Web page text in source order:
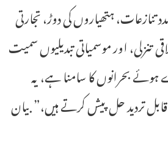
تنازعات، ہتھیاروں کی دوڑ، تجارتی
تنزلی، اور موسمیاتی تبدیلیوں سمیت
بحرانوں کا سامنا ہے، یہ
تردید حل پیش کرتے ہیں،” بیان